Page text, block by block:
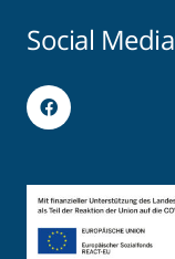
Social Media